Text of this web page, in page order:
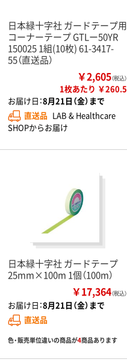
日本緑十字社 ガードテープ用
コーナーテープ GTLー50YR
150025 1組(10枚) 61-3417-
55（直送品）
￥2,605（税込）
1枚あたり ￥260.5
お届け日：8月21日（金）まで
直送品 LAB & Healthcare
SHOPからお届け
日本緑十字社 ガードテープ
25mm×100m 1個（100m）
￥17,364（税込）
お届け日：8月21日（金）まで
直送品
色・販売単位違いの商品が4商品あります